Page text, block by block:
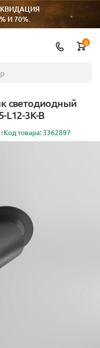
И 70%.
0
светодиодный
L12-3K-B
Код товара: 3362897